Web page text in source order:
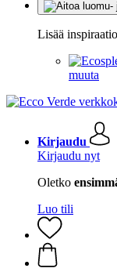
Lisää
muuta
Kirjaudu
Kirjaudu nyt
Oletko
Luo tili